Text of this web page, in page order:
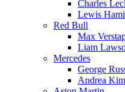
Charles
Lewis
Red Bull
Max
Liam
Mercedes
George
Andrea